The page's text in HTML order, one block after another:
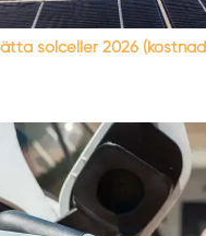
solceller 2026